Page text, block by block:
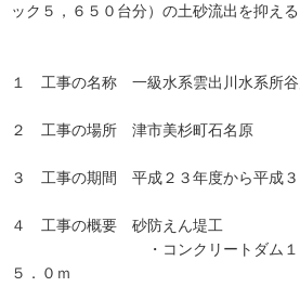
ック５，６５０台分）の土砂流出を抑える
１ 工事の名称 一級水系雲出川水系所谷
２ 工事の場所 津市美杉町石名原
３ 工事の期間 平成２３年度から平成３
４ 工事の概要 砂防えん堤工
・コンクリートダム１ 高
５．０ｍ